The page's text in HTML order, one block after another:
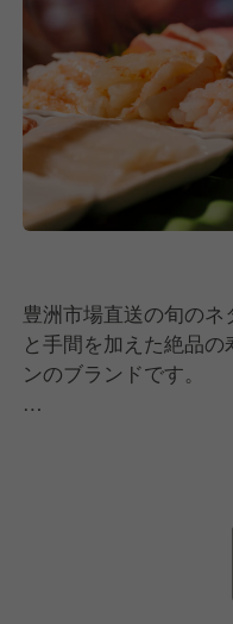
豊洲市場直送の旬の
と手間を加えた絶品
ンのブランドです。
職人が握る本格的な
き」などがございます